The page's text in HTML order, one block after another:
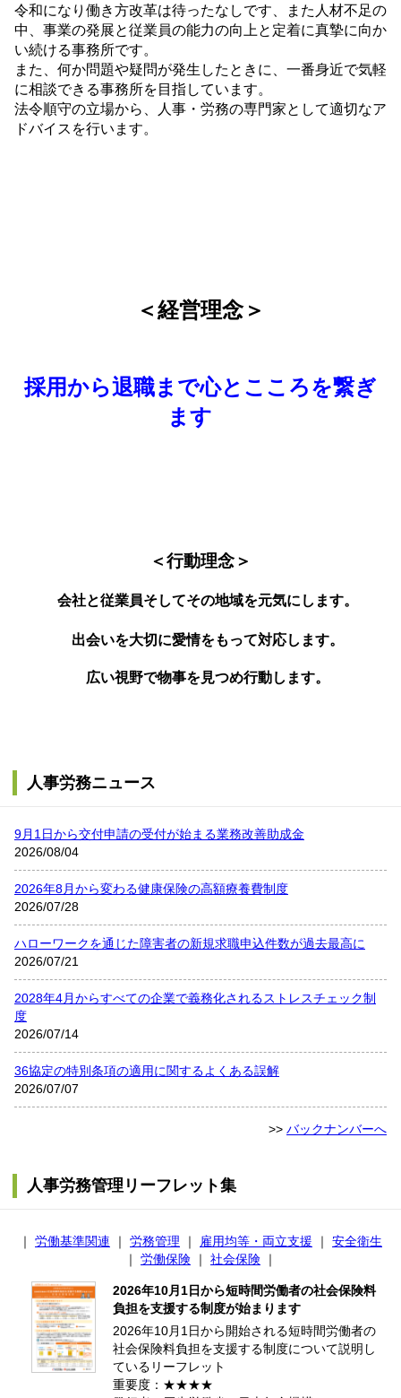
令和になり働き方改革は待ったなしです、また人材不足の
中、事業の発展と従業員の能力の向上と定着に真摯に向か
い続ける事務所です。
また、何か問題や疑問が発生したときに、一番身近で気軽
に相談できる事務所を目指しています。
法令順守の立場から、人事・労務の専門家として適切なア
ドバイスを行います。
＜経営理念＞
採用から退職まで心とこころを繋ぎ
ます
＜行動理念＞
会社と従業員そしてその地域を元気にします。
出会いを大切に愛情をもって対応します。
広い視野で物事を見つめ行動します。
人事労務ニュース
9月1日から交付申請の受付が始まる業務改善助成金
2026/08/04
2026年8月から変わる健康保険の高額療養費制度
2026/07/28
ハローワークを通じた障害者の新規求職申込件数が過去最高に
2026/07/21
2028年4月からすべての企業で義務化されるストレスチェック制
度
2026/07/14
36協定の特別条項の適用に関するよくある誤解
2026/07/07
>> バックナンバーへ
人事労務管理リーフレット集
｜ 労働基準関連 ｜ 労務管理 ｜ 雇用均等・両立支援 ｜ 安全衛生
｜ 労働保険 ｜ 社会保険 ｜
2026年10月1日から短時間労働者の社会保険料
負担を支援する制度が始まります
2026年10月1日から開始される短時間労働者の
社会保険料負担を支援する制度について説明し
ているリーフレット
重要度：★★★★